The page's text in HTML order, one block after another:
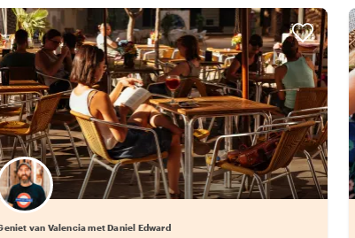
van Valencia met Daniel Edward